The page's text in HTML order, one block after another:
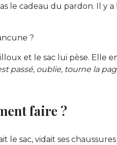
le cadeau du pardon. Il y
?
et le sac lui pèse. Elle
passé, oublie, tourne la
faire ?
le sac, vidait ses